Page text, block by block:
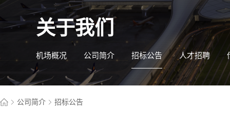
关于我们
机场概况 公司简介 招标公告 人才招聘
公司简介 招标公告